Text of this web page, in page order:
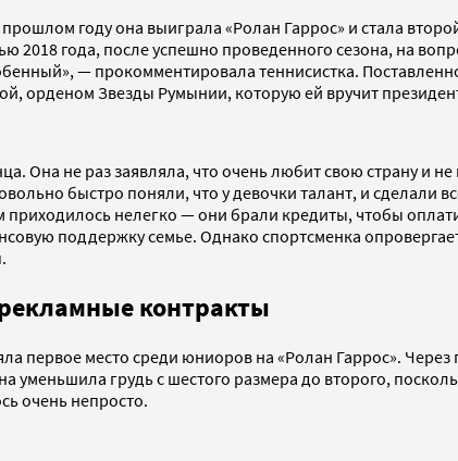
году она выиграла «Ролан Гаррос» и стала
2018 года, после успешно проведенного сезона, на
— прокомментировала теннисистка.
орденом Звезды Румынии, которую ей вручит
Она не раз заявляла, что очень любит свою страну и
быстро поняли, что у девочки талант, и сделали
нелегко — они брали кредиты, чтобы
поддержку семье. Однако спортсменка
контракты
первое место среди юниоров на «Ролан Гаррос».
грудь с шестого размера до второго,
очень непросто.